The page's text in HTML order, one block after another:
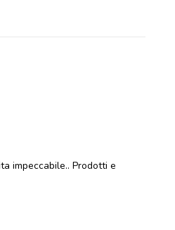
impeccabile.. Prodotti e